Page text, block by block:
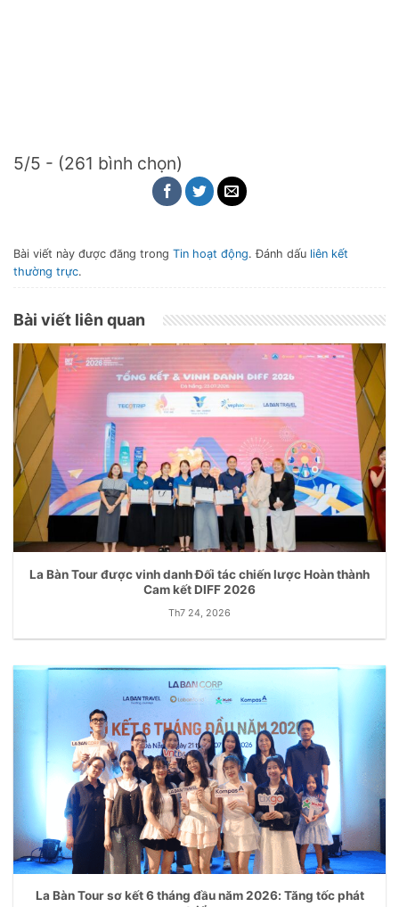
5/5 - (261 bình chọn)
Bài viết này được đăng trong Tin hoạt động. Đánh dấu liên kết
thường trực.
Bài viết liên quan
La Bàn Tour được vinh danh Đối tác chiến lược Hoàn thành
Cam kết DIFF 2026
Th7 24, 2026
La Bàn Tour sơ kết 6 tháng đầu năm 2026: Tăng tốc phát